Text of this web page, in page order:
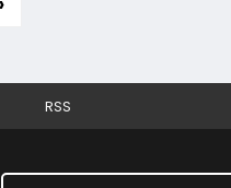
RSS